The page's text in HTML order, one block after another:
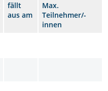
fällt
aus am
Max.
Teilnehmer/-
innen